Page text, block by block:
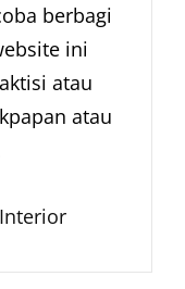
berbagi
ini
atau
atau